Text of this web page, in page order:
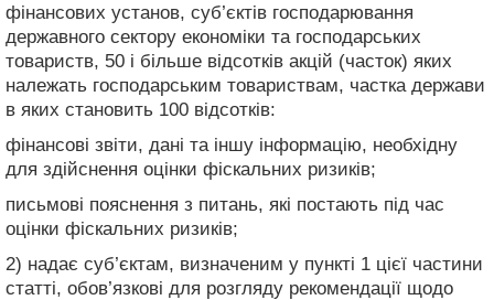
фінансових установ, суб’єктів господарювання
державного сектору економіки та господарських
товариств, 50 і більше відсотків акцій (часток) яких
належать господарським товариствам, частка держави
в яких становить 100 відсотків:
фінансові звіти, дані та іншу інформацію, необхідну
для здійснення оцінки фіскальних ризиків;
письмові пояснення з питань, які постають під час
оцінки фіскальних ризиків;
2) надає суб’єктам, визначеним у пункті 1 цієї частини
статті, обов’язкові для розгляду рекомендації щодо